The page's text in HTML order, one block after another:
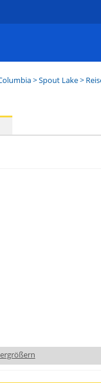
>Spout Lake>